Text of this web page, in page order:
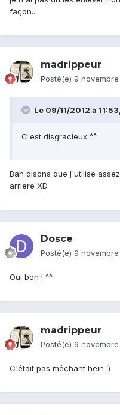
façon...
madrippeur
Posté(e) 9 novembre
Le 09/11/2012 à
C'est disgracieux ^^
Bah disons que j'utilise
arrière XD
Dosce
Posté(e) 9 novembre
Oui bon ! ^^
madrippeur
Posté(e) 9 novembre
C'était pas méchant hein :)